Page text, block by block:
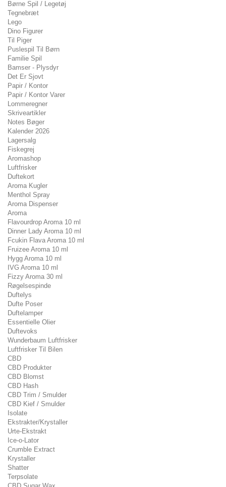
Børne Spil / Legetøj
Tegnebræt
Lego
Dino Figurer
Til Piger
Puslespil Til Børn
Familie Spil
Bamser - Plysdyr
Det Er Sjovt
Papir / Kontor
Papir / Kontor Varer
Lommeregner
Skriveartikler
Notes Bøger
Kalender 2026
Lagersalg
Fiskegrej
Aromashop
Luftfrisker
Duftekort
Aroma Kugler
Menthol Spray
Aroma Dispenser
Aroma
Flavourdrop Aroma 10 ml
Dinner Lady Aroma 10 ml
Fcukin Flava Aroma 10 ml
Fruizee Aroma 10 ml
Hygg Aroma 10 ml
IVG Aroma 10 ml
Fizzy Aroma 30 ml
Røgelsespinde
Duftelys
Dufte Poser
Duftelamper
Essentielle Olier
Duftevoks
Wunderbaum Luftfrisker
Luftfrisker Til Bilen
CBD
CBD Produkter
CBD Blomst
CBD Hash
CBD Trim / Smulder
CBD Kief / Smulder
Isolate
Ekstrakter/Krystaller
Urte-Ekstrakt
Ice-o-Lator
Crumble Extract
Krystaller
Shatter
Terpsolate